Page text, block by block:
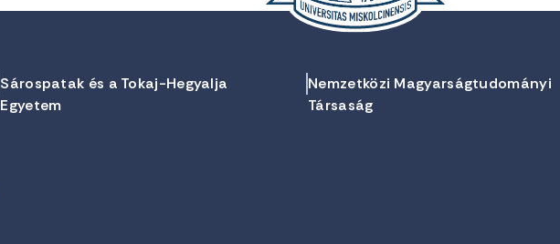
Sárospatak és a Tokaj-Hegyalja
Egyetem
Nemzetközi Magyarságtudományi
Társaság